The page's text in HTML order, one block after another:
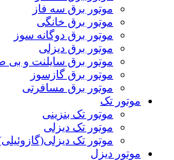
موتور برق سه فاز
موتور برق خانگی
موتور برق دوگانه سوز
موتور برق دیزلی
موتور برق سایلنت و بی
موتور برق گازسوز
موتور برق مسافرتی
موتور تک
موتور تک بنزینی
موتور تک دیزلی
موتور تک
موتور دیزل